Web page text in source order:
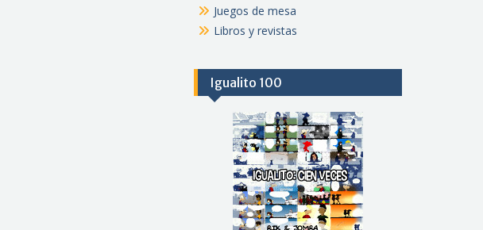
Juegos de mesa
Libros y revistas
Igualito 100